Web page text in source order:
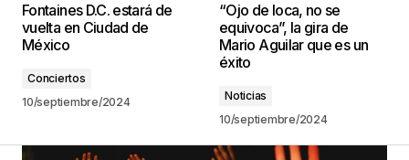
Fontaines D.C. estará de
vuelta en Ciudad de
México
Conciertos
10/septiembre/2024
“Ojo de loca, no se
equivoca”, la gira de
Mario Aguilar que es un
éxito
Noticias
10/septiembre/2024